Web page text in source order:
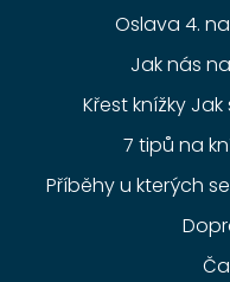
Oslava 4.
Jak nás
Křest knížky
7 tipů na
Příběhy u kterých